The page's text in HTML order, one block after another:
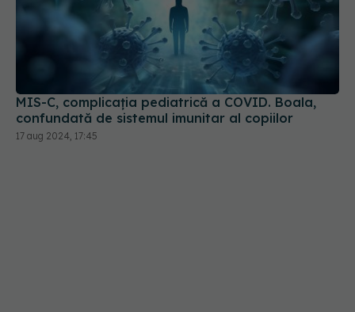
MIS-C, complicația pediatrică a COVID. Boala,
confundată de sistemul imunitar al copiilor
17 aug 2024, 17:45